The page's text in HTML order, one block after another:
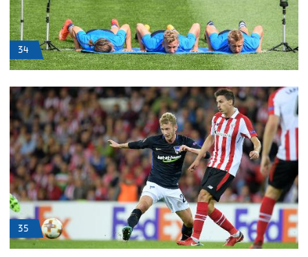
34
35